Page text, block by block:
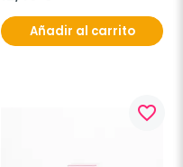
Añadir al carrito
favorite_border